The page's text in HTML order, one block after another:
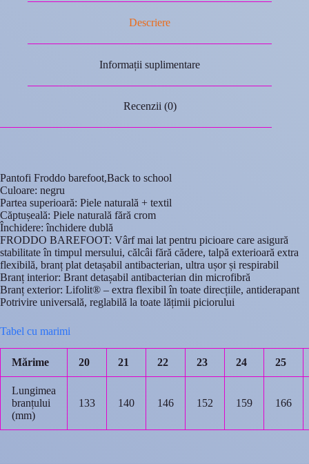
Descriere
Informații suplimentare
Recenzii (0)
Pantofi Froddo barefoot,Back to school
Culoare: negru
Partea superioară: Piele naturală + textil
Căptușeală: Piele naturală fără crom
Închidere: închidere dublă
FRODDO BAREFOOT: Vârf mai lat pentru picioare care asigură
stabilitate în timpul mersului, călcâi fără cădere, talpă exterioară extra
flexibilă, branț plat detașabil antibacterian, ultra ușor și respirabil
Branț interior: Brant detașabil antibacterian din microfibră
Branț exterior: Lifolit® – extra flexibil în toate direcțiile, antiderapant
Potrivire universală, reglabilă la toate lățimii piciorului
Tabel cu marimi
Mărime 20 21 22 23 24 25
Lungimea
branțului
(mm)
133 140 146 152 159 166